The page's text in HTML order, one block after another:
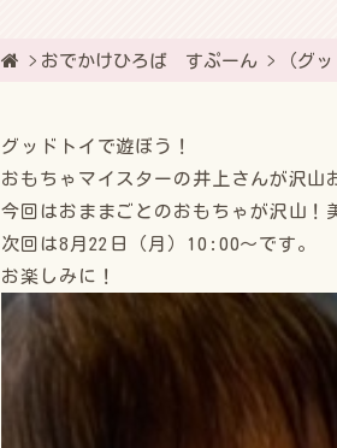
おでかけひろば すぷーん （グ
グッドトイで遊ぼう！
おもちゃマイスターの井上さんが沢山
今回はおままごとのおもちゃが沢山！
次回は8月22日（月）10:00〜です。
お楽しみに！